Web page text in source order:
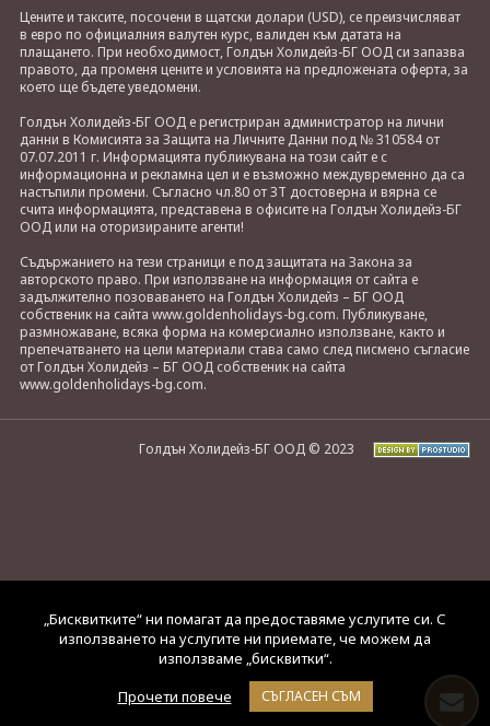
Цените и таксите, посочени в щатски долари (USD), се преизчисляват
в евро по официалния валутен курс, валиден към датата на
плащането. При необходимост, Голдън Холидейз-БГ ООД си запазва
правото, да променя цените и условията на предложената оферта, за
което ще бъдете уведомени.
Голдън Холидейз-БГ ООД е регистриран администратор на лични
данни в Комисията за Защита на Личните Данни под № 310584 от
07.07.2011 г. Информацията публикувана на този сайт е с
информационна и рекламна цел и е възможно междувременно да са
настъпили промени. Съгласно чл.80 от ЗТ достоверна и вярна се
счита информацията, представена в офисите на Голдън Холидейз-БГ
ООД или на оторизираните агенти!
Съдържанието на тези страници е под защитата на Закона за
авторското право. При използване на информация от сайта е
задължително позоваването на Голдън Холидейз – БГ ООД
собственик на сайта www.goldenholidays-bg.com. Публикуване,
размножаване, всяка форма на комерсиално използване, както и
препечатването на цели материали става само след писмено съгласие
от Голдън Холидейз – БГ ООД собственик на сайта
www.goldenholidays-bg.com.
Голдън Холидейз-БГ ООД © 2023
„Бисквитките“ ни помагат да предоставяме услугите си. С
използването на услугите ни приемате, че можем да
използваме „бисквитки“.
Прочети повече
СЪГЛАСЕН СЪМ